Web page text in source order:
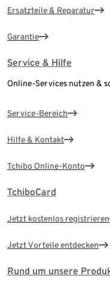
Ersatzteile & Reparatur
Garantie
Service & Hilfe
Online-Services nutzen &
Service-Bereich
Hilfe & Kontakt
Tchibo Online-Konto
TchiboCard
Jetzt kostenlos registrieren
Jetzt Vorteile entdecken
Rund um unsere